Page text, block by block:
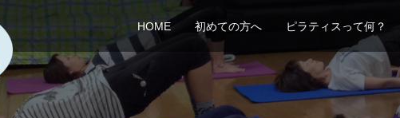
HOME 初めての方へ ピラティスって何？